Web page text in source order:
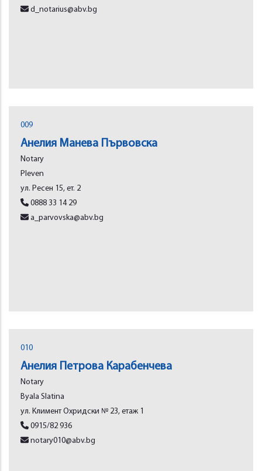
d_notarius@abv.bg
009
Анелия Манева Първовска
Notary
Plеvеn
ул. Ресен 15, ет. 2
0888 33 14 29
a_parvovska@abv.bg
010
Анелия Петрова Карабенчева
Notary
Byala Slatina
ул. Климент Охридски № 23, етаж 1
0915/82 936
notary010@abv.bg